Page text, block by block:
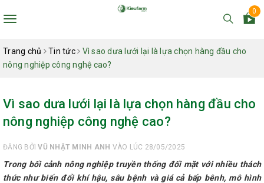
Toggle
0
Trang chủ Tin tức
Vì sao dưa lưới lại là lựa chọn hàng đầu cho
nông nghiệp công nghệ cao?
Vì sao dưa lưới lại là lựa chọn hàng đầu cho
nông nghiệp công nghệ cao?
ĐĂNG BỞIVŨ NHẬT MINH ANH VÀO LÚC 28/05/2025
Trong bối cảnh nông nghiệp truyền thống đối mặt với nhiều thách
thức như biến đổi khí hậu, sâu bệnh và giá cả bấp bênh, mô hình